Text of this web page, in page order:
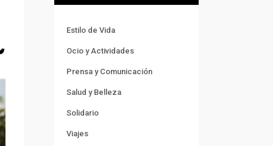
Estilo de Vida
Ocio y Actividades
Prensa y Comunicación
Salud y Belleza
Solidario
Viajes